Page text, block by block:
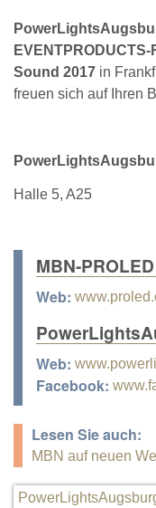
Sound 2017 in
freuen sich auf Ihren
Halle 5, A25
MBN-PROLED
Web:
Web:
Facebook:
Lesen Sie auch:
MBN auf neuen